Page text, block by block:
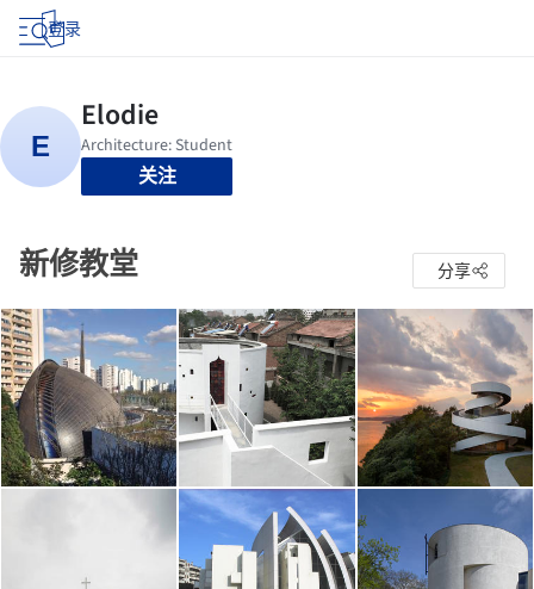
登录
关注
新修教堂 分享